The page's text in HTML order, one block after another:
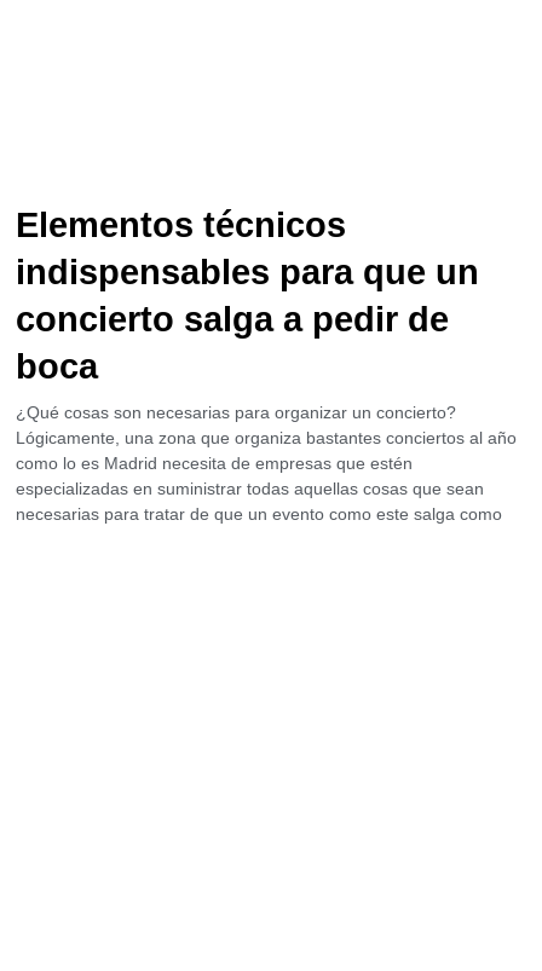
Elementos técnicos
indispensables para que un
concierto salga a pedir de
boca
¿Qué cosas son necesarias para organizar un concierto?
Lógicamente, una zona que organiza bastantes conciertos al año
como lo es Madrid necesita de empresas que estén
especializadas en suministrar todas aquellas cosas que sean
necesarias para tratar de que un evento como este salga como